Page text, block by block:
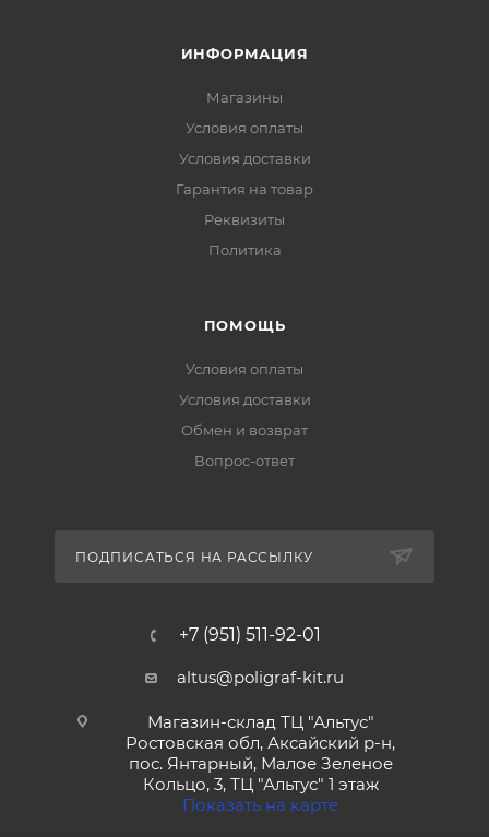
ИНФОРМАЦИЯ
Магазины
Условия оплаты
Условия доставки
Гарантия на товар
Реквизиты
Политика
ПОМОЩЬ
Условия оплаты
Условия доставки
Обмен и возврат
Вопрос-ответ
ПОДПИСАТЬСЯ НА РАССЫЛКУ
+7 (951) 511-92-01
altus@poligraf-kit.ru
Магазин-склад ТЦ "Альтус"
Ростовская обл, Аксайский р-н,
пос. Янтарный, Малое Зеленое
Кольцо, 3, ТЦ "Альтус" 1 этаж
Показать на карте